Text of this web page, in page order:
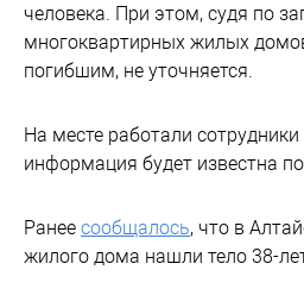
человека. При этом, судя по
многоквартирных жилых
погибшим, не уточняется.
На месте работали
информация будет известна
Ранее сообщалось, что в
жилого дома нашли тело 38-